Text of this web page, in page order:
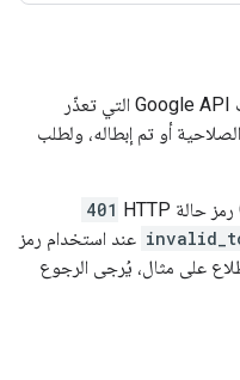
معالجة الأخطاء لرصد طلبات بيانات Google API التي تعذّر
أو تم إبطاله، ولطلب
401
عند استخدام رمز
على مثال، يُرجى الرجوع